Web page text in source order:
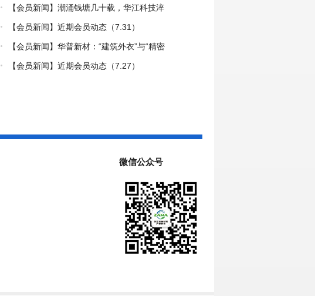
【会员新闻】潮涌钱塘几十载，华江科技淬
炼热塑复材中国力量
【会员新闻】近期会员动态（7.31）
【会员新闻】华普新材：“建筑外衣”与“精密
制造”的双轮驱动之路
【会员新闻】近期会员动态（7.27）
微信公众号